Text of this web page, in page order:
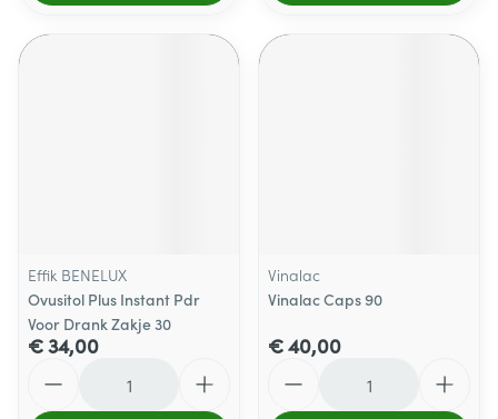
Effik BENELUX
Ovusitol Plus Instant Pdr
Voor Drank Zakje 30
€ 34,00
Vinalac
Vinalac Caps 90
€ 40,00